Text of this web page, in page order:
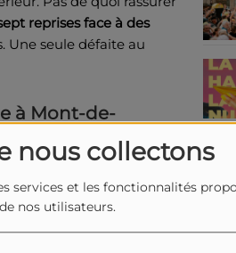
nous collectons
services et les fonctionnalités
nos utilisateurs.
reprises face à des
Une seule défaite au
à Mont-de-
Dave Ryan doivent une
à un gros combat
-